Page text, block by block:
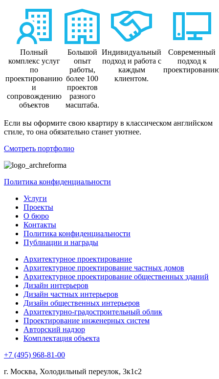
Полный
комплекс услуг
по
проектированию
и
сопровождению
объектов
Большой
опыт
работы,
более 100
проектов
разного
масштаба.
Индивидуальный
подход и работа с
каждым
клиентом.
Современный
подход к
Если вы оформите свою квартиру в классическом английском
стиле, то она обязательно станет уютнее.
Смотреть портфолио
Политика конфиденциальности
Услуги
Проекты
О бюро
Контакты
Политика конфиденциальности
Публиации и награды
Архитектурное проектирование
Архитектурное проектирование частных домов
Архитектурное проектирование общественных зданий
Дизайн интерьеров
Дизайн частных интерьеров
Дизайн общественных интерьеров
Архитектурно-градостроительный облик
Проектирование инженерных систем
Авторский надзор
Комплектация объекта
+7 (495) 968-81-00
г. Москва, Холодильный переулок, 3к1с2